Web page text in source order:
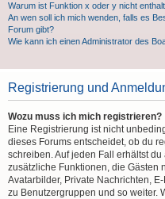
Warum ist Funktion x oder y nicht
An wen soll ich mich wenden, falls es
Forum gibt?
Wie kann ich einen Administrator des
Registrierung und
Wozu muss ich mich registrieren?
Eine Registrierung ist nicht
dieses Forums entscheidet, ob du
schreiben. Auf jeden Fall erhältst
zusätzliche Funktionen, die Gästen
Avatarbilder, Private Nachrichten,
zu Benutzergruppen und so weiter.